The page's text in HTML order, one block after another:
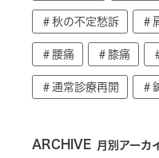
＃秋の不定愁訴 ＃
＃腰痛 ＃膝痛
＃通常診療再開 ＃
ARCHIVE 月別アーカ